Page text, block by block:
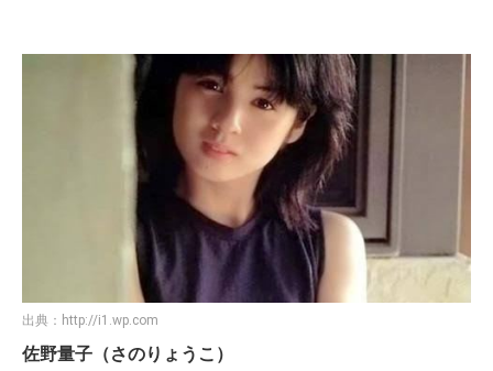
出典： http://i1.wp.com
佐野量子（さのりょうこ）